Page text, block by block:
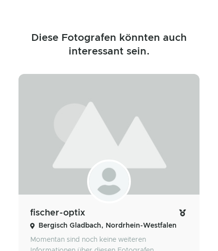
Diese Fotografen könnten auch
interessant sein.
fischer-optix
Bergisch Gladbach, Nordrhein-Westfalen
Momentan sind noch keine weiteren